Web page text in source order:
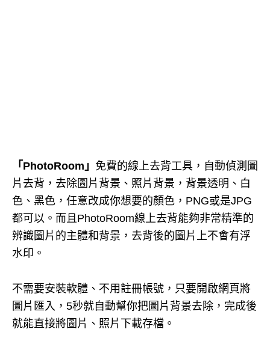
「PhotoRoom」 免費的線上去背工具，自動偵測圖
片去背，去除圖片背景、照片背景，背景透明、白
色、黑色，任意改成你想要的顏色，PNG或是JPG
都可以。而且PhotoRoom線上去背能夠非常精準的
辨識圖片的主體和背景，去背後的圖片上不會有浮
水印。
不需要安裝軟體、不用註冊帳號，只要開啟網頁將
圖片匯入，5秒就自動幫你把圖片背景去除，完成後
就能直接將圖片、照片下載存檔。